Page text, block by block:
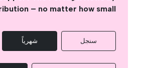
– no matter how small
سنجل شهرياً